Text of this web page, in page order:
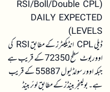
(RSI/Boll/Double CPL
DAILY EXPECTED
LEVELS)
ڈیلی CPL انڈیکیٹرز کے مطابق RSI کی
اووربوٹ سطح 72350 کے قریب ہے
جبکہ اوور سولڈ لیول 55887 کے قریب
ہے۔ بولینجر بینڈز کے مطابق لوئر بینڈ